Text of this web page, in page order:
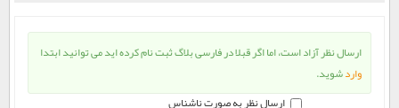
ارسال نظر آزاد است، اما اگر قبلا در فارسی بلاگ ثبت نام کرده اید می توانید ابتدا
واردشوید.
ارسال نظر به صورت ناشناس